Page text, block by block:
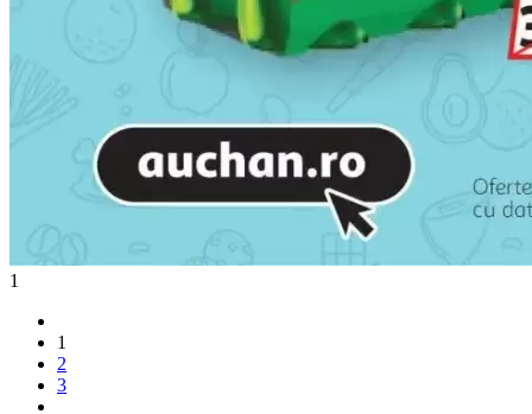
1
1
2
3